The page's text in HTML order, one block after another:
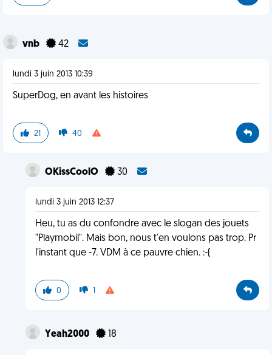
vnb 42
lundi 3 juin 2013 10:39
SuperDog, en avant les histoires
21 40
OKissCoolO 30
lundi 3 juin 2013 12:37
Heu, tu as du confondre avec le slogan des jouets
"Playmobil". Mais bon, nous t'en voulons pas trop. Pr
l'instant que -7. VDM à ce pauvre chien. :-(
0 1
Yeah2000 18